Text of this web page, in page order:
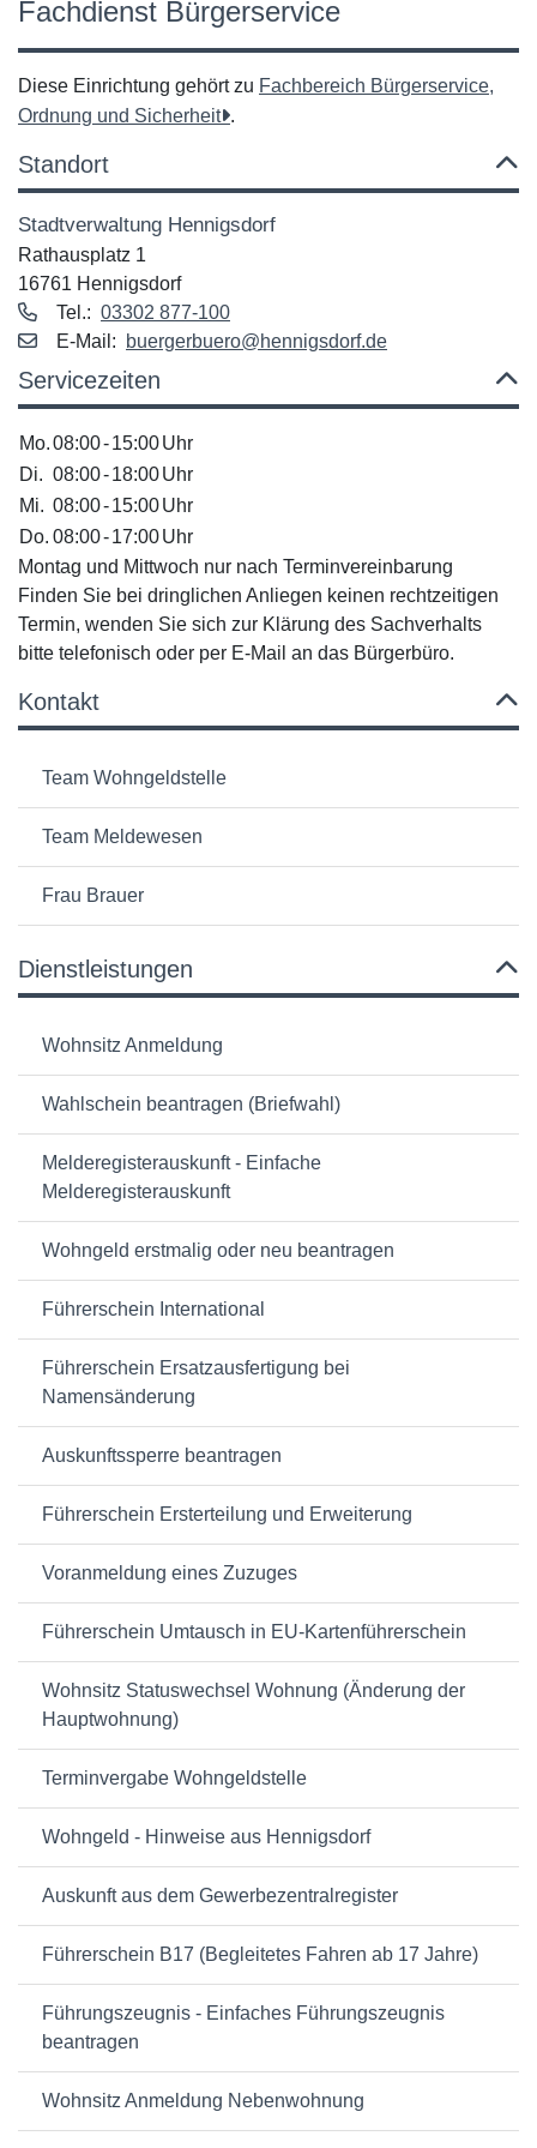
Fachdienst Bürgerservice
Diese Einrichtung gehört zu Fachbereich Bürgerservice,
Ordnung und Sicherheit .
Standort
Stadtverwaltung Hennigsdorf
Rathausplatz 1
16761 Hennigsdorf
Tel.: 03302 877-100
E‑Mail:
buergerbuero@hennigsdorf.de
Servicezeiten
Mo.08:00-15:00Uhr
Di. 08:00-18:00Uhr
Mi. 08:00-15:00Uhr
Do. 08:00-17:00Uhr
Montag und Mittwoch nur nach Terminvereinbarung
Finden Sie bei dringlichen Anliegen keinen rechtzeitigen
Termin, wenden Sie sich zur Klärung des Sachverhalts
bitte telefonisch oder per E-Mail an das Bürgerbüro.
Kontakt
Team Wohngeldstelle
Team Meldewesen
Frau Brauer
Dienstleistungen
Wohnsitz Anmeldung
Wahlschein beantragen (Briefwahl)
Melderegisterauskunft - Einfache
Melderegisterauskunft
Wohngeld erstmalig oder neu beantragen
Führerschein International
Führerschein Ersatzausfertigung bei
Namensänderung
Auskunftssperre beantragen
Führerschein Ersterteilung und Erweiterung
Voranmeldung eines Zuzuges
Führerschein Umtausch in EU-Kartenführerschein
Wohnsitz Statuswechsel Wohnung (Änderung der
Hauptwohnung)
Terminvergabe Wohngeldstelle
Wohngeld - Hinweise aus Hennigsdorf
Auskunft aus dem Gewerbezentralregister
Führerschein B17 (Begleitetes Fahren ab 17 Jahre)
Führungszeugnis - Einfaches Führungszeugnis
beantragen
Wohnsitz Anmeldung Nebenwohnung